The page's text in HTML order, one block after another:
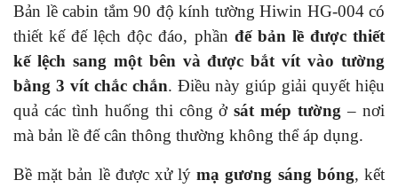
Bản lề cabin tắm 90 độ kính tường Hiwin HG-004 có
thiết kế đế lệch độc đáo, phần đế bản lề được thiết
kế lệch sang một bên và được bắt vít vào tường
bằng 3 vít chắc chắn. Điều này giúp giải quyết hiệu
quả các tình huống thi công ởsát mép tường – nơi
mà bản lề đế cân thông thường không thể áp dụng.
Bề mặt bản lề được xử lýmạ gương sáng bóng, kết